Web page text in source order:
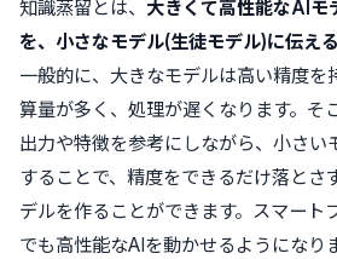
知識蒸留とは、 大きくて高性能なAIモ
を、小さなモデル(生徒モデル)に伝え
一般的に、大きなモデルは高い精度を
算量が多く、処理が遅くなります。そ
出力や特徴を参考にしながら、小さい
することで、精度をできるだけ落とさ
デルを作ることができます。スマート
でも高性能なAIを動かせるようになりま